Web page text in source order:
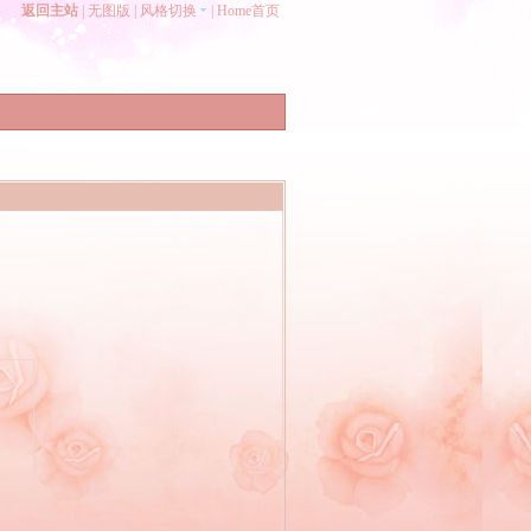
返回主站 无图版 风格切换 Home首页